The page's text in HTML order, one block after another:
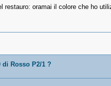
oramai il colore che ho
di Rosso P2/1 ?